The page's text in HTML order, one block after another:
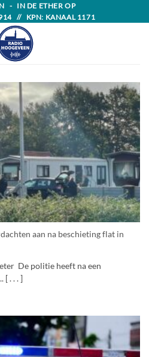
- IN DE ETHER OP
// KPN: KANAAL 1171
aan na beschieting flat in
De politie heeft na een
[ . . . ]